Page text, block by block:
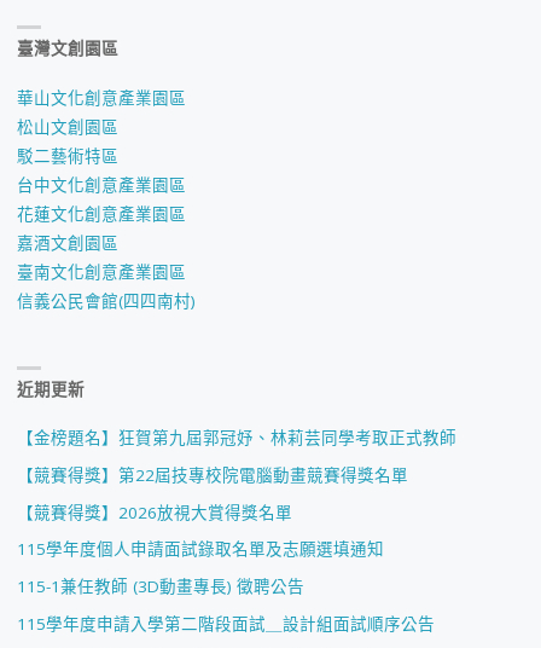
臺灣文創園區
華山文化創意產業園區
松山文創園區
駁二藝術特區
台中文化創意產業園區
花蓮文化創意產業園區
嘉酒文創園區
臺南文化創意產業園區
信義公民會館(四四南村)
近期更新
【金榜題名】狂賀第九屆郭冠妤、林莉芸同學考取正式教師
【競賽得獎】第22屆技專校院電腦動畫競賽得獎名單
【競賽得獎】2026放視大賞得獎名單
115學年度個人申請面試錄取名單及志願選填通知
115-1兼任教師 (3D動畫專長) 徵聘公告
115學年度申請入學第二階段面試＿設計組面試順序公告